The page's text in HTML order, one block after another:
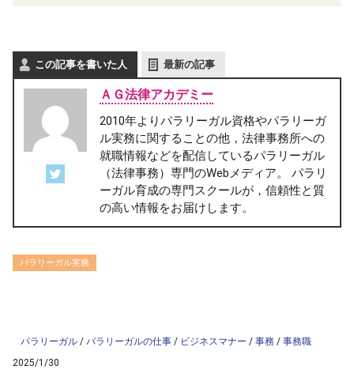
この記事を書いた人 最新の記事
ＡＧ法律アカデミー
2010年よりパラリーガル資格やパラリーガ
ル実務に関することの他，法律事務所への
就職情報などを配信しているパラリーガル
（法律事務）専門のWebメディア。 パラリ
ーガル育成の専門スクールが，信頼性と質
の高い情報をお届けします。
パラリーガル実務
パラリーガル / パラリーガルの仕事 / ビジネスマナー / 事務 / 事務職
2025/1/30